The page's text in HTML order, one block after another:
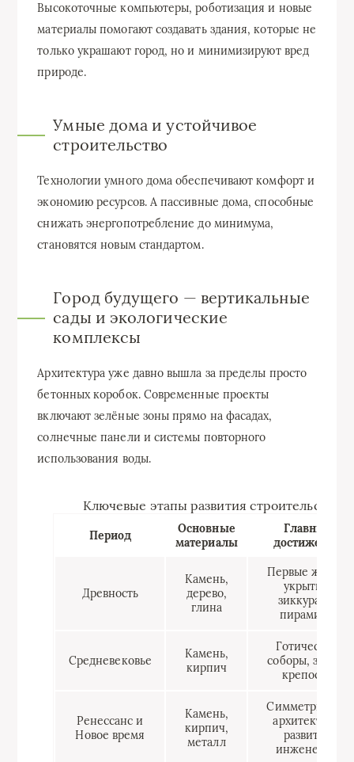
Высокоточные компьютеры, роботизация и новые
материалы помогают создавать здания, которые не
только украшают город, но и минимизируют вред
природе.
Умные дома и устойчивое
строительство
Технологии умного дома обеспечивают комфорт и
экономию ресурсов. А пассивные дома, способные
снижать энергопотребление до минимума,
становятся новым стандартом.
Город будущего — вертикальные
сады и экологические
комплексы
Архитектура уже давно вышла за пределы просто
бетонных коробок. Современные проекты
включают зелёные зоны прямо на фасадах,
солнечные панели и системы повторного
использования воды.
Ключевые этапы развития строительства
Период
Основные
материалы
Главные
достижения
Древность
Камень,
дерево,
глина
Первые жилые
укрытия,
зиккураты,
пирамиды
Средневековье
Камень,
кирпич
Готические
соборы, замки,
крепости
Ренессанс и
Новое время
Камень,
кирпич,
металл
Симметричная
архитектура,
развитие
инженерии